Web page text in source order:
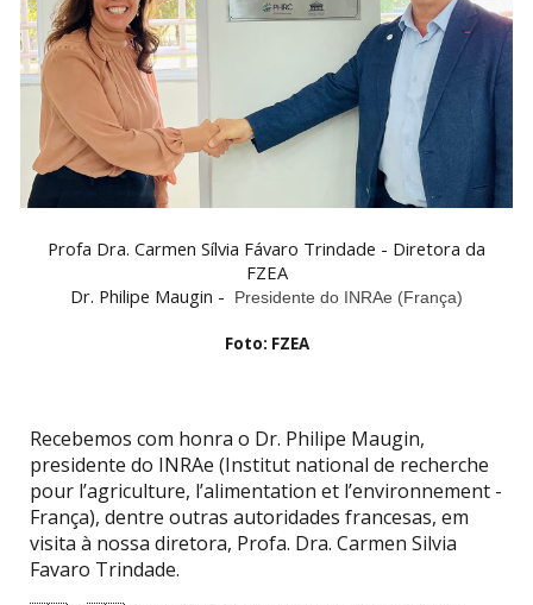
Profa Dra. Carmen Sílvia Fávaro Trindade - Diretora da
FZEA
Dr. Philipe Maugin -
Presidente do INRAe (França)
Foto: FZEA
Recebemos com honra o Dr. Philipe Maugin,
presidente do INRAe (Institut national de recherche
pour l’agriculture, l’alimentation et l’environnement -
França), dentre outras autoridades francesas, em
visita à nossa diretora, Profa. Dra. Carmen Silvia
Favaro Trindade.